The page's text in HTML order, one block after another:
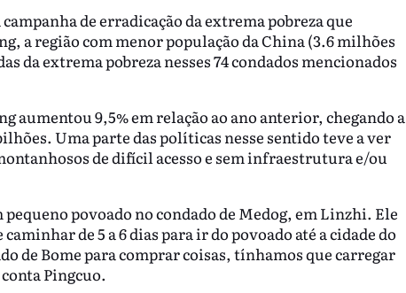
de erradicação da extrema pobreza que
a região com menor população da China (3.6 milhões
da extrema pobreza nesses 74 condados mencionados
aumentou 9,5% em relação ao ano anterior, chegando a
Uma parte das políticas nesse sentido teve a ver
de difícil acesso e sem infraestrutura e/ou
povoado no condado de Medog, em Linzhi. Ele
de 5 a 6 dias para ir do povoado até a cidade do
de Bome para comprar coisas, tínhamos que carregar
Pingcuo.